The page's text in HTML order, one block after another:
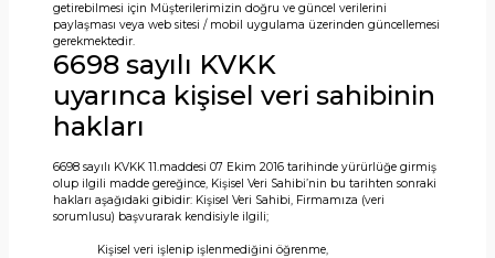
getirebilmesi için Müşterilerimizin doğru ve güncel verilerini
paylaşması veya web sitesi / mobil uygulama üzerinden güncellemesi
gerekmektedir.
6698 sayılı KVKK
uyarınca kişisel veri sahibinin
hakları
6698 sayılı KVKK 11.maddesi 07 Ekim 2016 tarihinde yürürlüğe girmiş
olup ilgili madde gereğince, Kişisel Veri Sahibi’nin bu tarihten sonraki
hakları aşağıdaki gibidir: Kişisel Veri Sahibi, Firmamıza (veri
sorumlusu) başvurarak kendisiyle ilgili;
Kişisel veri işlenip işlenmediğini öğrenme,